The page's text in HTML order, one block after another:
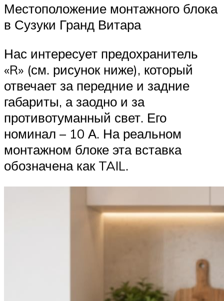
Местоположение монтажного блока
в Сузуки Гранд Витара
Нас интересует предохранитель
«R» (см. рисунок ниже), который
отвечает за передние и задние
габариты, а заодно и за
противотуманный свет. Его
номинал – 10 А. На реальном
монтажном блоке эта вставка
обозначена как TAIL.